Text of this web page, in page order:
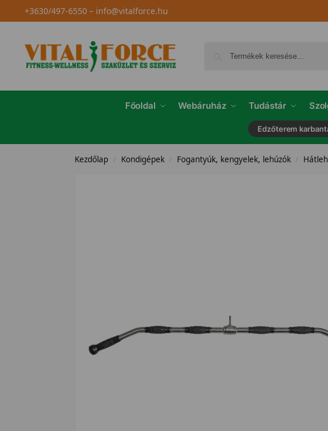
+3630/497-6550– info@vitalforce.hu
Főoldal Webáruház Tudástár
Edzőterem
Kezdőlap / Kondigépek / Fogantyúk, kengyelek, lehúzók /